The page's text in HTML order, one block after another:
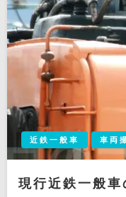
近鉄一般車 車両
現行近鉄一般車